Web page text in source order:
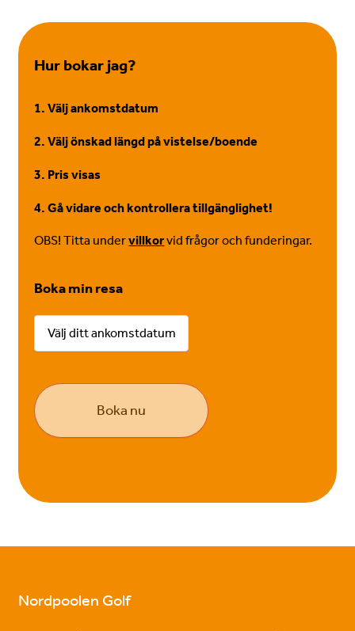
Hur bokar jag?
1. Välj ankomstdatum
2. Välj önskad längd på vistelse/boende
3. Pris visas
4. Gå vidare och kontrollera tillgänglighet!
OBS! Titta undervillkorvid frågor och funderingar.
Boka min resa
Välj ditt ankomstdatum
Boka nu
Nordpoolen Golf